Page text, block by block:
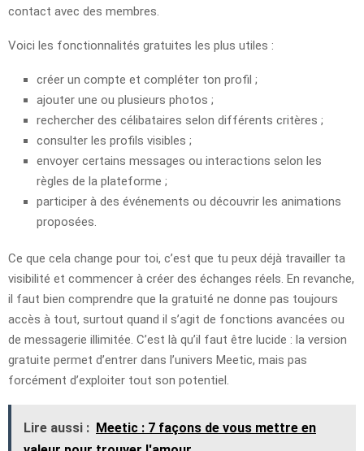
contact avec des membres.
Voici les fonctionnalités gratuites les plus utiles :
créer un compte et compléter ton profil ;
ajouter une ou plusieurs photos ;
rechercher des célibataires selon différents critères ;
consulter les profils visibles ;
envoyer certains messages ou interactions selon les
règles de la plateforme ;
participer à des événements ou découvrir les animations
proposées.
Ce que cela change pour toi, c’est que tu peux déjà travailler ta
visibilité et commencer à créer des échanges réels. En revanche,
il faut bien comprendre que la gratuité ne donne pas toujours
accès à tout, surtout quand il s’agit de fonctions avancées ou
de messagerie illimitée. C’est là qu’il faut être lucide : la version
gratuite permet d’entrer dans l’univers Meetic, mais pas
forcément d’exploiter tout son potentiel.
Lire aussi : Meetic : 7 façons de vous mettre en